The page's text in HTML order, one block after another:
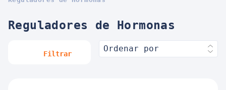
Reguladores de Hormonas
Filtrar
Ordenar por